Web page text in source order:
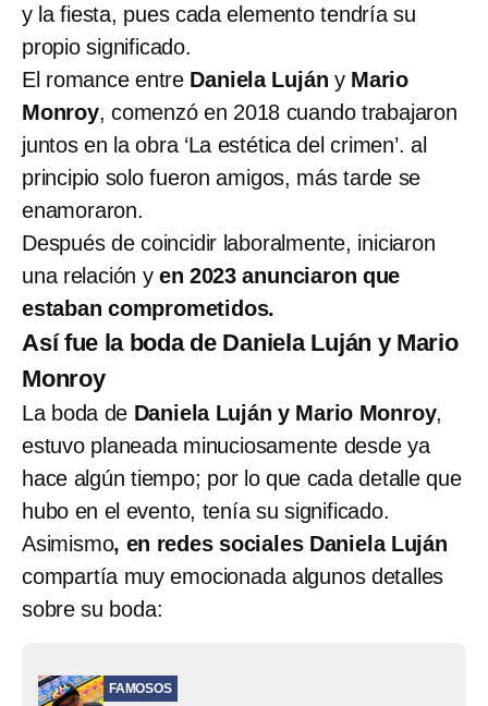
y la fiesta, pues cada elemento tendría su
propio significado.
El romance entre Daniela Luján y Mario
Monroy, comenzó en 2018 cuando trabajaron
juntos en la obra ‘La estética del crimen’. al
principio solo fueron amigos, más tarde se
enamoraron.
Después de coincidir laboralmente, iniciaron
una relación y en 2023 anunciaron que
estaban comprometidos.
Así fue la boda de Daniela Luján y Mario
Monroy
La boda de Daniela Luján y Mario Monroy,
estuvo planeada minuciosamente desde ya
hace algún tiempo; por lo que cada detalle que
hubo en el evento, tenía su significado.
Asimismo, en redes sociales Daniela Luján
compartía muy emocionada algunos detalles
sobre su boda:
FAMOSOS